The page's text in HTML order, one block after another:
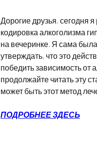
Дорогие друзья, сегодня
кодировка алкоголизма
на вечеринке. Я сама
утверждать, что это
победить зависимость от
продолжайте читать эту
может быть этот метод
ПОДРОБНЕЕ ЗДЕСЬ